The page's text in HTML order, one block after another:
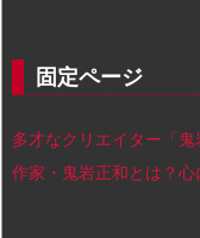
固定ページ
多才なクリエイター「
作家・鬼岩正和とは？